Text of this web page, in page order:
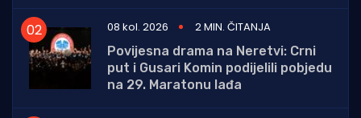
08 kol. 2026
2 MIN. ČITANJA
Povijesna drama na Neretvi: Crni
put i Gusari Komin podijelili pobjedu
na 29. Maratonu lađa